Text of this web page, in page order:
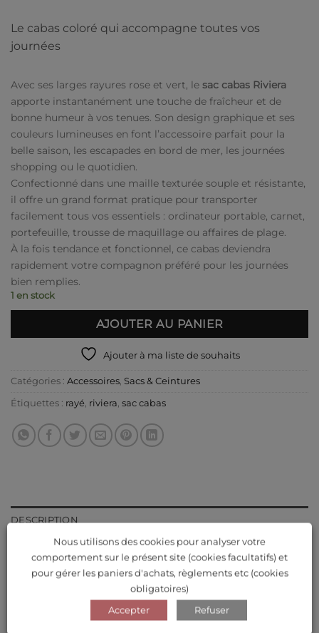
était :
29.90€.
est :
26.90€.
Le cabas coloré qui accompagne toutes vos
journées
Avec ses larges rayures rose et vert, le sac cabas Riviera
apporte instantanément une touche de fraîcheur et de
bonne humeur à vos tenues. Son design graphique et ses
couleurs lumineuses en font l’accessoire parfait pour la
belle saison, les escapades en bord de mer, les journées
shopping ou le quotidien.
Confectionné dans une maille texturée souple et résistante,
il offre un grand format pratique pour transporter
facilement tous vos essentiels : ordinateur portable, carnet,
portefeuille, trousse de maquillage ou affaires de plage.
À la fois tendance et fonctionnel, ce cabas deviendra
rapidement votre compagnon préféré pour les journées
bien remplies.
1 en stock
AJOUTER AU PANIER
Ajouter à ma liste de souhaits
Catégories : Accessoires, Sacs & Ceintures
Étiquettes : rayé, riviera, sac cabas
DESCRIPTION
Grand format pratique
Nous utilisons des cookies pour analyser votre
comportement sur le présent site (cookies facultatifs) et
pour gérer les paniers d'achats, règlements etc (cookies
obligatoires)
Accepter
Refuser